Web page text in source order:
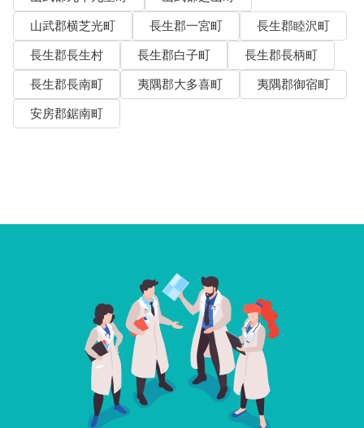
山武郡横芝光町
長生郡一宮町
長生郡睦沢町
長生郡長生村
長生郡白子町
長生郡長柄町
長生郡長南町
夷隅郡大多喜町
夷隅郡御宿町
安房郡鋸南町